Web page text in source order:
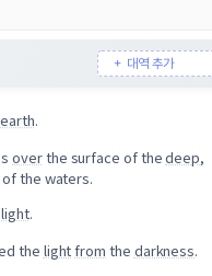
earth.
overthe surface of thedeep,
the waters.
light.
the lightfrom the darkness.